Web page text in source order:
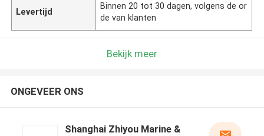
Levertijd
Binnen 20 tot 30 dagen, volgens de or
de van klanten
Bekijk meer
ONGEVEER ONS
Shanghai Zhiyou Marine &